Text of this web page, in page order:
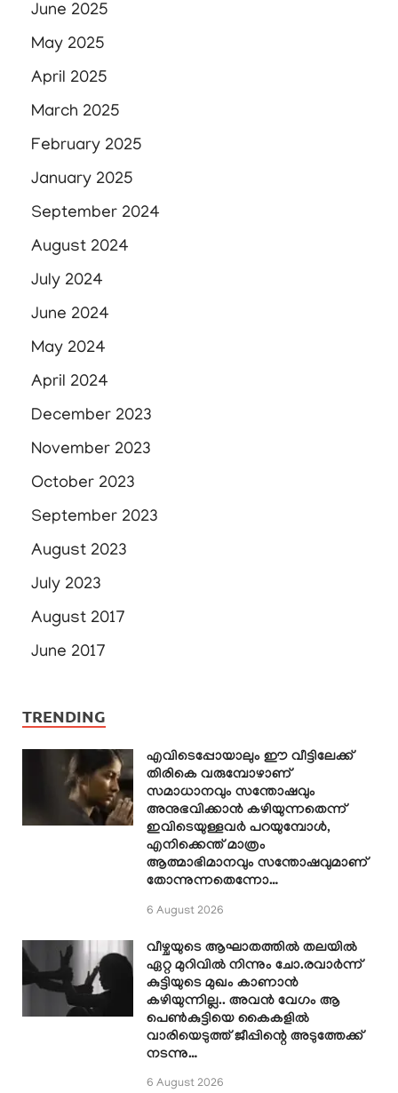
June 2025
May 2025
April 2025
March 2025
February 2025
January 2025
September 2024
August 2024
July 2024
June 2024
May 2024
April 2024
December 2023
November 2023
October 2023
September 2023
August 2023
July 2023
August 2017
June 2017
TRENDING
എവിടെപ്പോയാലും ഈ വീട്ടിലേക്ക്
തിരികെ വരുമ്പോഴാണ്
സമാധാനവും സന്തോഷവും
അനുഭവിക്കാൻ കഴിയുന്നതെന്ന്
ഇവിടെയുള്ളവർ പറയുമ്പോൾ,
എനിക്കെന്ത് മാത്രം
ആത്മാഭിമാനവും സന്തോഷവുമാണ്
തോന്നുന്നതെന്നോ…
6 August 2026
വീഴ്ചയുടെ ആഘാതത്തിൽ തലയിൽ
ഏറ്റ മുറിവിൽ നിന്നും ചോ.രവാർന്ന്
കുട്ടിയുടെ മുഖം കാണാൻ
കഴിയുന്നില്ല.. അവൻ വേഗം ആ
പെൺകുട്ടിയെ കൈകളിൽ
വാരിയെടുത്ത് ജീപ്പിന്റെ അടുത്തേക്ക്
നടന്നു…
6 August 2026